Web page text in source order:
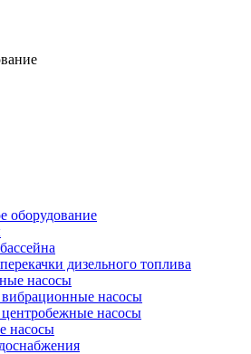
оборудование
дизельного топлива
насосы
насосы
насосы
насосы